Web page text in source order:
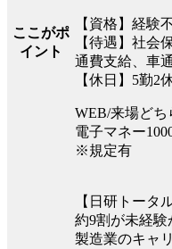
ここがポ
イント
【資格】経験
【待遇】社会
通費支給、車
【休日】5勤
WEB/来場ど
電子マネー
※規定有
【日研トータ
約9割が未経験
製造業のキャ